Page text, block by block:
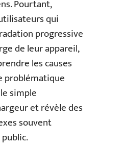
Pourtant,
qui
progressive
de leur appareil,
les causes
problématique
simple
et révèle des
souvent